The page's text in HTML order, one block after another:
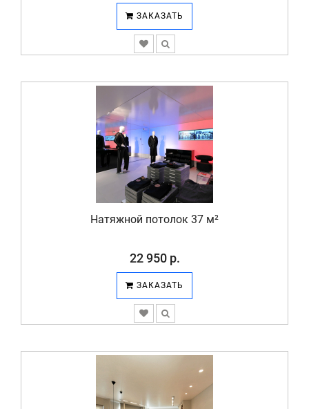
ЗАКАЗАТЬ
Натяжной потолок 37 м²
22 950 р.
ЗАКАЗАТЬ